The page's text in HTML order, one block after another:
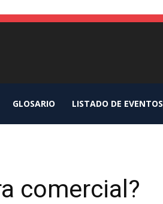
GLOSARIO LISTADO DE EVENTOS
comercial?